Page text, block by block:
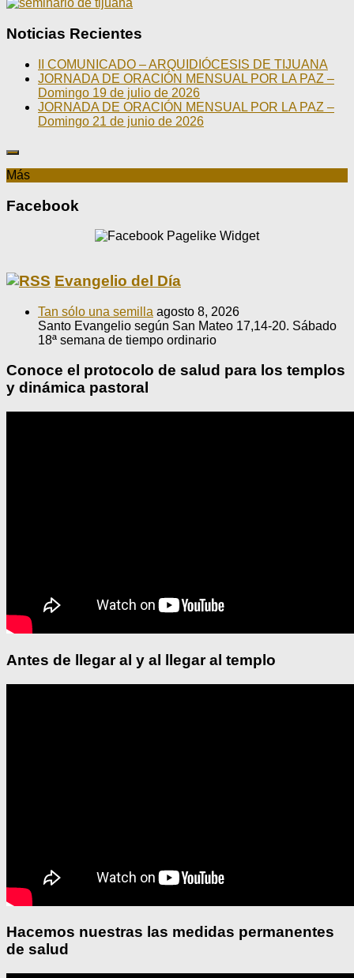
Noticias Recientes
II COMUNICADO – ARQUIDIÓCESIS DE TIJUANA
JORNADA DE ORACIÓN MENSUAL POR LA PAZ –
Domingo 19 de julio de 2026
JORNADA DE ORACIÓN MENSUAL POR LA PAZ –
Domingo 21 de junio de 2026
Más
Facebook
Evangelio del Día
Tan sólo una semilla agosto 8, 2026
Santo Evangelio según San Mateo 17,14-20. Sábado
18ª semana de tiempo ordinario
Conoce el protocolo de salud para los templos
y dinámica pastoral
Antes de llegar al y al llegar al templo
Hacemos nuestras las medidas permanentes
de salud